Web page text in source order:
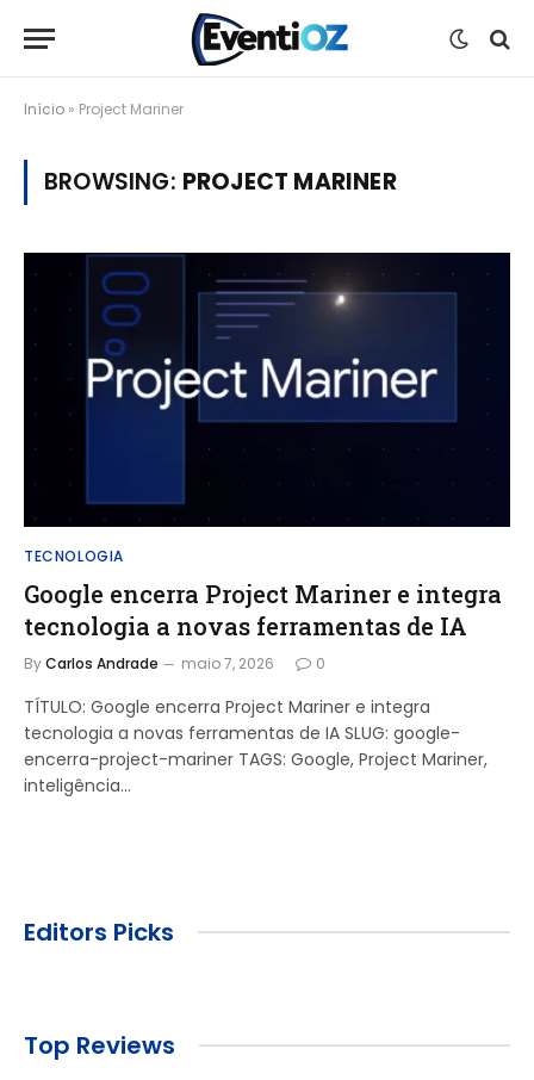
Início » Project Mariner
BROWSING: PROJECT MARINER
TECNOLOGIA
Google encerra Project Mariner e integra
tecnologia a novas ferramentas de IA
ByCarlos Andrade maio 7, 2026 0
TÍTULO: Google encerra Project Mariner e integra
tecnologia a novas ferramentas de IA SLUG: google-
encerra-project-mariner TAGS: Google, Project Mariner,
inteligência…
Editors Picks
Top Reviews